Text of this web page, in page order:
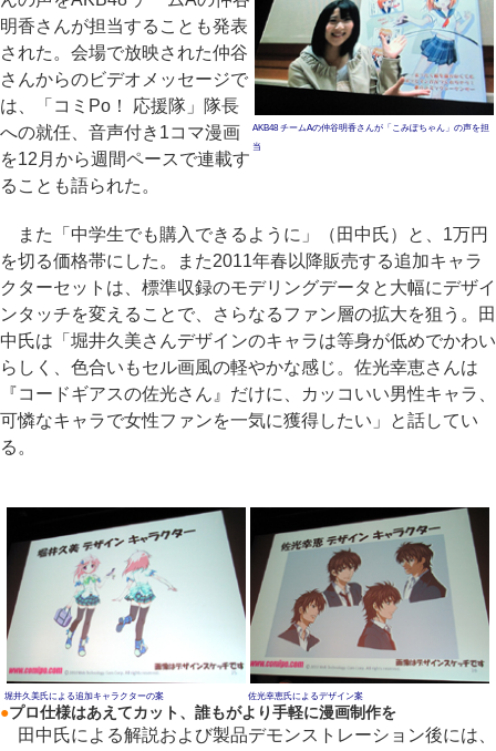
AKB48 チームAの仲谷明香さんが「こみぽちゃん」の声を担
当
明香さんが担当することも発表
された。会場で放映された仲谷
さんからのビデオメッセージで
は、「コミPo！ 応援隊」隊長
への就任、音声付き1コマ漫画
を12月から週間ペースで連載す
ることも語られた。
また「中学生でも購入できるように」（田中氏）と、1万円
を切る価格帯にした。また2011年春以降販売する追加キャラ
クターセットは、標準収録のモデリングデータと大幅にデザイ
ンタッチを変えることで、さらなるファン層の拡大を狙う。田
中氏は「堀井久美さんデザインのキャラは等身が低めでかわい
らしく、色合いもセル画風の軽やかな感じ。佐光幸恵さんは
『コードギアスの佐光さん』だけに、カッコいい男性キャラ、
可憐なキャラで女性ファンを一気に獲得したい」と話してい
る。
堀井久美氏による追加キャラクターの案 佐光幸恵氏によるデザイン案
●プロ仕様はあえてカット、誰もがより手軽に漫画制作を
田中氏による解説および製品デモンストレーション後には、